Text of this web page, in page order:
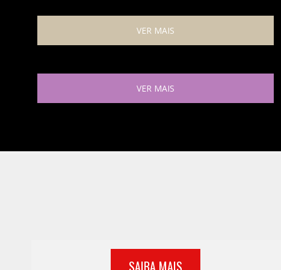
VER MAIS
VER MAIS